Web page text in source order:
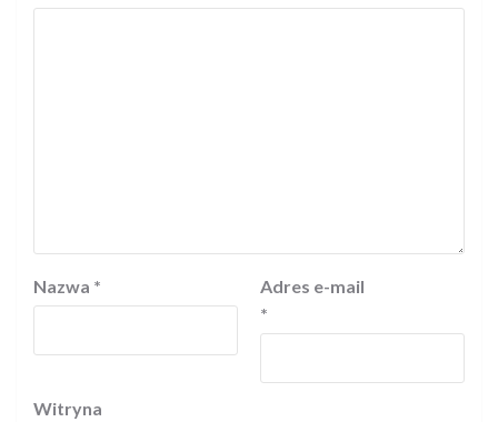
Nazwa *
Adres e-mail
*
Witryna